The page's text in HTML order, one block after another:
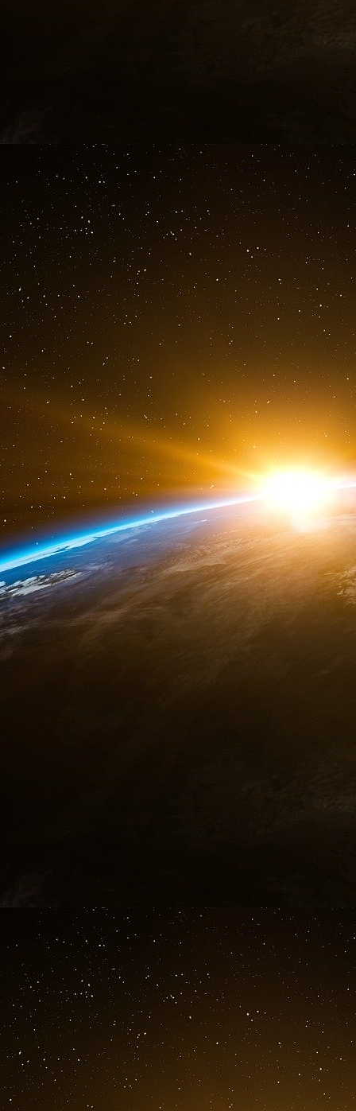
Clearstream : la vérité d’Imad Lahoud
envoyé parlesgrandesgueules. -Regardez les
Confirmant son penchant pour
quelques semaines après l’effondrement
aventure. A la fin de l’année 2000, il
de l’argent pour relancer un périodique
En fait, il ne met pas un sou, empoche le
journalistes sur leurs salaires. Ces derniers
au pénal. Affirmant ne rien savoir de la
l’escroquer. Le comble. Il gagne du temps,
Cette dernière le cueillera à nouveau
un actif de 41 000 euros, celle-ci affichait
travaille encore aujourd’hui aux côtés de
Les Heilbronner-Lahoud sont néanmoins
Il faut à Imad trouver le moyen de s’en sortir.
grâce à son mérite, est depuis janvier 2003
des missiles pour EADS. Echaudé par les
néanmoins par se laisser convaincre et
le patron d’EADS. Dès juin 2003, Imad se
plus tard, il est embauché au centre de
informatique. Au cœur de notre industrie
affirmations répandues dans la grande